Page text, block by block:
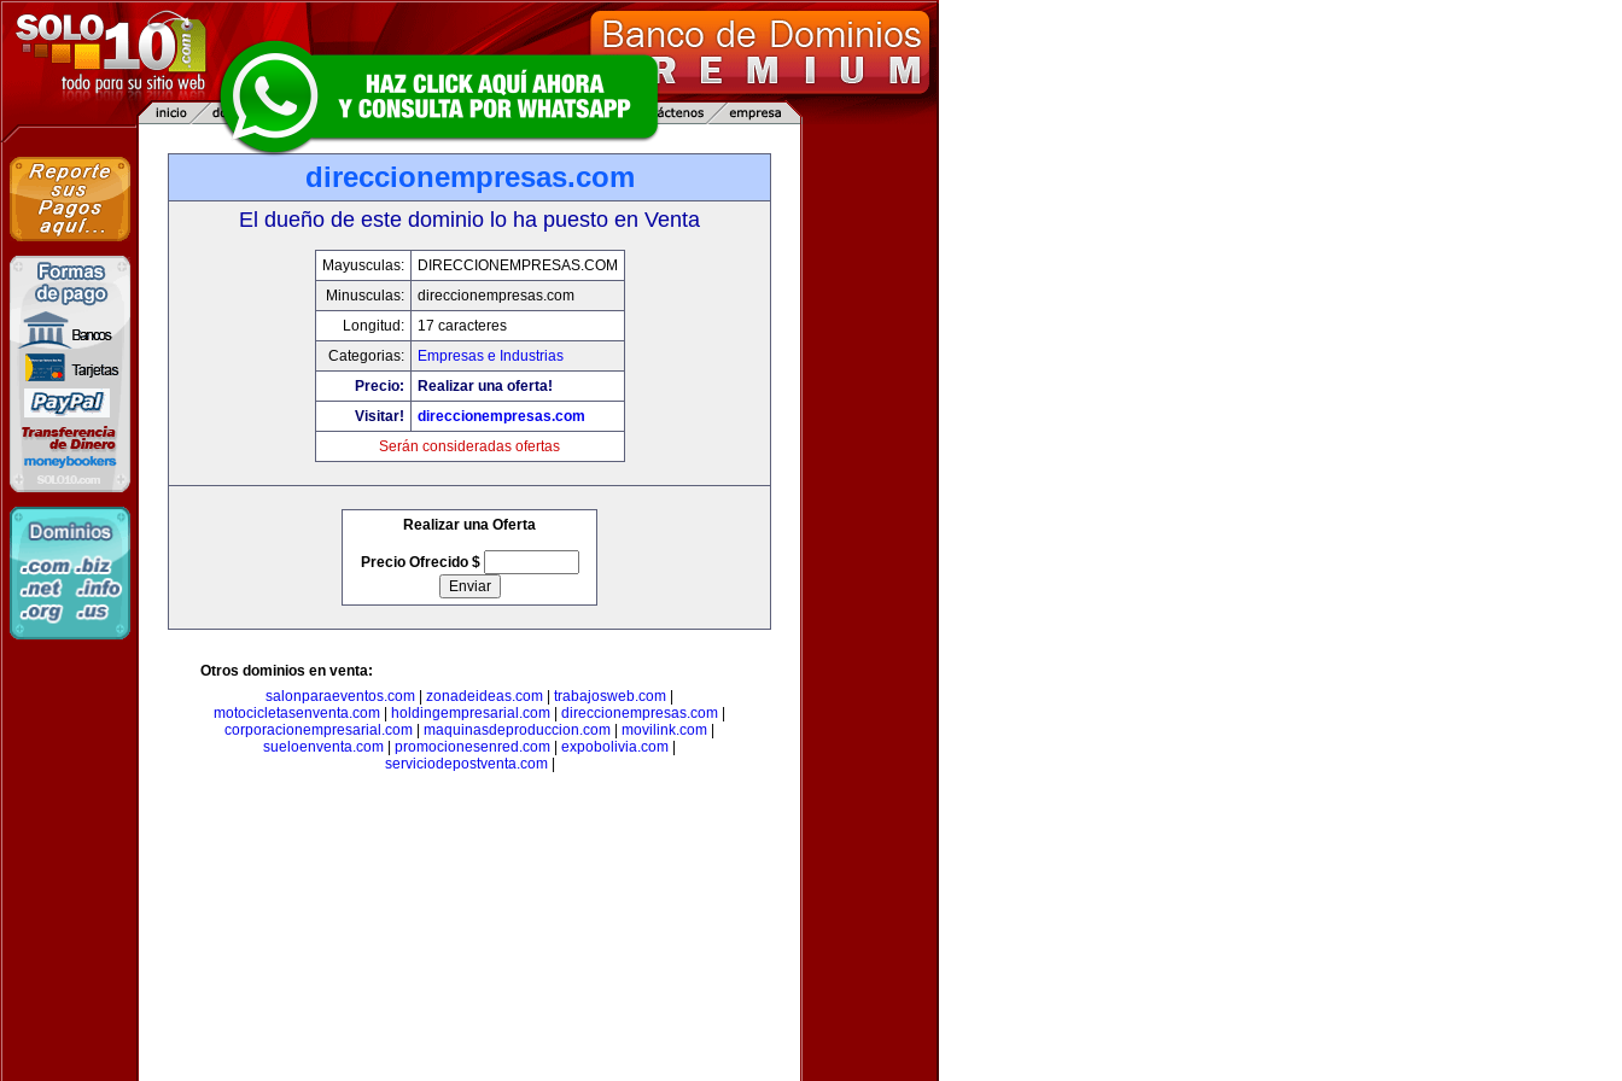
direccionempresas.com
El dueño de este dominio lo ha puesto en Venta
Mayusculas:
DIRECCIONEMPRESAS.COM
Minusculas:
direccionempresas.com
Longitud:
17 caracteres
Categorias:
Empresas e Industrias
Precio:
Realizar una oferta!
Visitar!
direccionempresas.com
Serán consideradas ofertas
Realizar una Oferta
Precio Ofrecido $
Otros dominios en venta:
salonparaeventos.com
zonadeideas.com trabajosweb.com
motocicletasenventa.com
holdingempresarial.com direccionempresas.com
corporacionempresarial.com
maquinasdeproduccion.com movilink.com
sueloenventa.com
promocionesenred.com expobolivia.com
serviciodepostventa.com|